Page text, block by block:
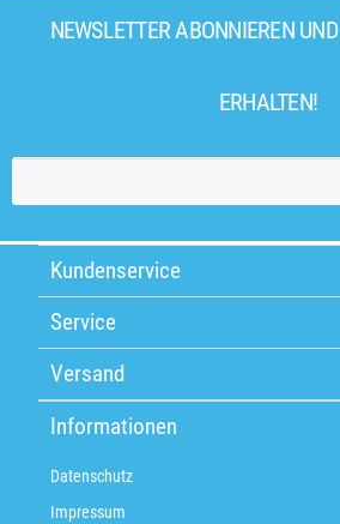
NEWSLETTER ABONNIEREN UND
ERHALTEN!
Kundenservice
Service
Informationen
Datenschutz
Impressum
Versand